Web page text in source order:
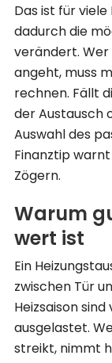
Das ist für
dadurch die
verändert. Wer
angeht, muss
rechnen. Fällt
der Austausch
Auswahl des
Finanztip
Zögern.
Warum
wert ist
Ein
zwischen Tür
Heizsaison
ausgelastet.
streikt, nimmt